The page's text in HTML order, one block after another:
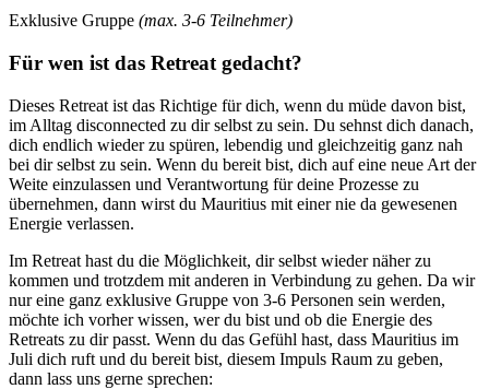
Exklusive Gruppe (max. 3-6 Teilnehmer)
Für wen ist das Retreat gedacht?
Dieses Retreat ist das Richtige für dich, wenn du müde davon bist,
im Alltag disconnected zu dir selbst zu sein. Du sehnst dich danach,
dich endlich wieder zu spüren, lebendig und gleichzeitig ganz nah
bei dir selbst zu sein. Wenn du bereit bist, dich auf eine neue Art der
Weite einzulassen und Verantwortung für deine Prozesse zu
übernehmen, dann wirst du Mauritius mit einer nie da gewesenen
Energie verlassen.
Im Retreat hast du die Möglichkeit, dir selbst wieder näher zu
kommen und trotzdem mit anderen in Verbindung zu gehen. Da wir
nur eine ganz exklusive Gruppe von 3-6 Personen sein werden,
möchte ich vorher wissen, wer du bist und ob die Energie des
Retreats zu dir passt. Wenn du das Gefühl hast, dass Mauritius im
Juli dich ruft und du bereit bist, diesem Impuls Raum zu geben,
dann lass uns gerne sprechen: